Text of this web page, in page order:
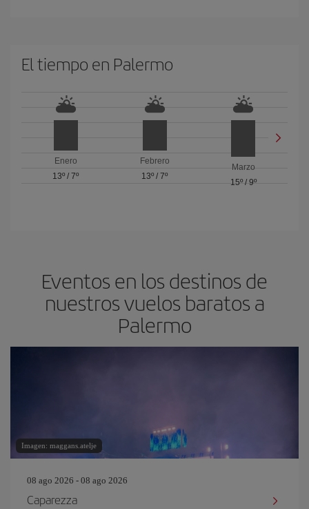
El tiempo en Palermo
Enero
13º /7º
Febrero
13º / 7º
Marzo
15º/ 9º
Eventos en los destinos de
nuestros vuelos baratos a
Palermo
Imagen: maggans.atelje
08 ago 2026 - 08 ago 2026
Caparezza